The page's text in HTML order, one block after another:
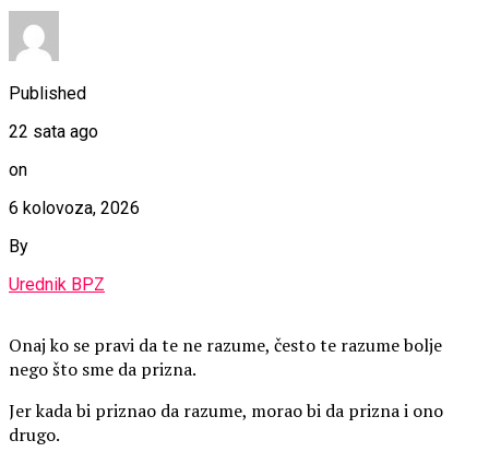
Published
22 sata ago
on
6 kolovoza, 2026
By
Urednik BPZ
Onaj ko se pravi da te ne razume, često te razume bolje
nego što sme da prizna.
Jer kada bi priznao da razume, morao bi da prizna i ono
drugo.